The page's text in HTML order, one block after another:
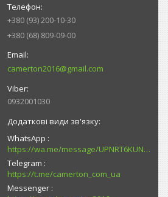
+380 (93) 200-10-30
+380 (68) 809-09-00
camerton2016@gmail.com
0932001030
WhatsApp
https://wa.me/message/UPNRT6KUNTSOH1
Telegram
https://t.me/camerton_com_ua
Messenger